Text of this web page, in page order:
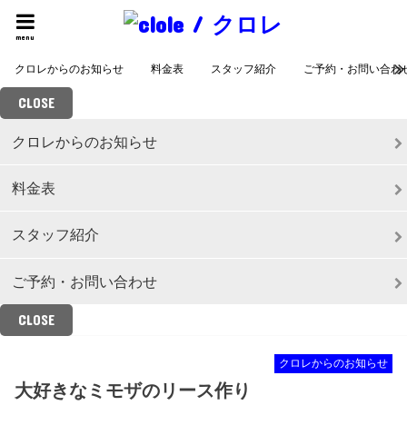
menu
クロレからのお知らせ 料金表 スタッフ紹介 ご予約・お問い合わ
CLOSE
クロレからのお知らせ
料金表
スタッフ紹介
ご予約・お問い合わせ
CLOSE
クロレからのお知らせ
大好きなミモザのリース作り